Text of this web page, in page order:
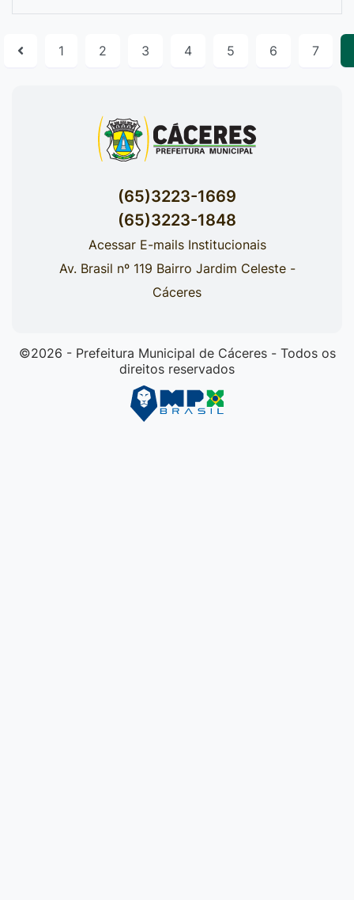
1 2 3 4 5 6 7
(65)3223-1669
(65)3223-1848
Acessar E-mails Institucionais
Av. Brasil nº 119 Bairro Jardim Celeste -
Cáceres
©2026 - Prefeitura Municipal de Cáceres - Todos os
direitos reservados